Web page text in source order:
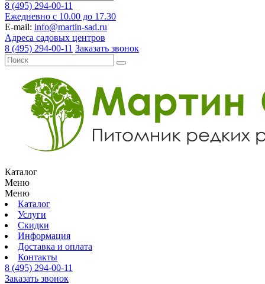
8 (495) 294-00-11
Ежедневно с 10.00 до 17.30
E-mail: info@martin-sad.ru
Адреса садовых центров
8 (495) 294-00-11 Заказать звонок
Каталог
Меню
Меню
Каталог
Услуги
Скидки
Информация
Доставка и оплата
Контакты
8 (495) 294-00-11
Заказать звонок